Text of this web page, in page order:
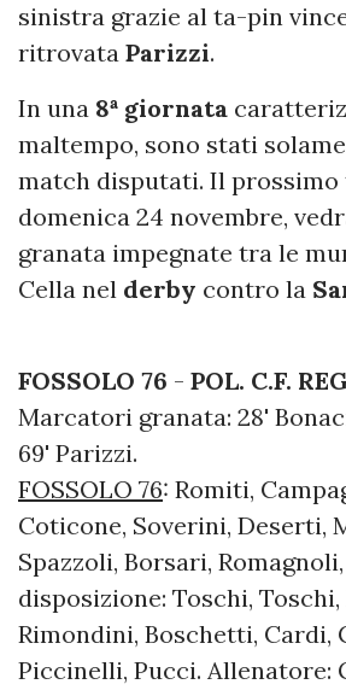
sinistra grazie al ta-pin
ritrovata Parizzi.
In una 8ª giornata
maltempo, sono stati
match disputati. Il prossimo
domenica 24 novembre,
granata impegnate tra le
Cella nel derby contro la
FOSSOLO 76 - POL. C.F.
Marcatori granata: 28'
69' Parizzi.
FOSSOLO 76: Romiti,
Coticone, Soverini, Deserti,
Spazzoli, Borsari,
disposizione: Toschi,
Rimondini, Boschetti, Cardi,
Piccinelli, Pucci. Allenatore: